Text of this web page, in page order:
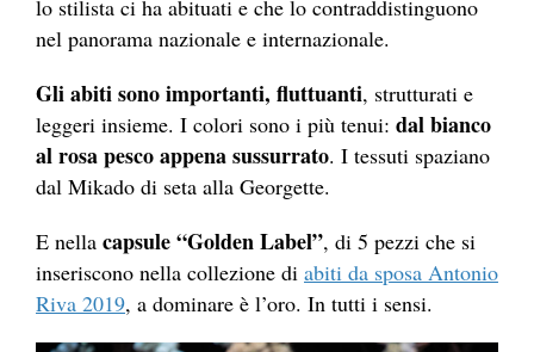
lo stilista ci ha abituati e che lo contraddistinguono
nel panorama nazionale e internazionale.
Gli abiti sono importanti, fluttuanti, strutturati e
leggeri insieme. I colori sono i più tenui: dal bianco
al rosa pesco appena sussurrato. I tessuti spaziano
dal Mikado di seta alla Georgette.
E nella capsule “Golden Label”, di 5 pezzi che si
inseriscono nella collezione di abiti da sposa Antonio
Riva 2019, a dominare è l’oro. In tutti i sensi.